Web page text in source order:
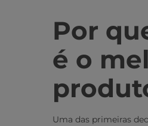
Por
é o
Uma das primeiras